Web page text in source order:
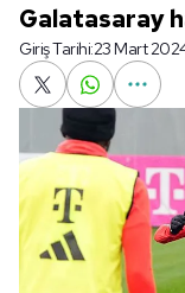
Galatasaray
Giriş Tarihi:23 Mart